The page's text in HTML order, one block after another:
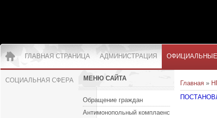
ГЛАВНАЯ СТРАНИЦА АДМИНИСТРАЦИЯ
СОЦИАЛЬНАЯ СФЕРА МЕНЮ САЙТА
Обращение граждан
Антимонопольный комплаенс
Главная »